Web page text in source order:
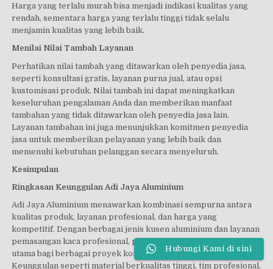
Harga yang terlalu murah bisa menjadi indikasi kualitas yang
rendah, sementara harga yang terlalu tinggi tidak selalu
menjamin kualitas yang lebih baik.
Menilai Nilai Tambah Layanan
Perhatikan nilai tambah yang ditawarkan oleh penyedia jasa,
seperti konsultasi gratis, layanan purna jual, atau opsi
kustomisasi produk. Nilai tambah ini dapat meningkatkan
keseluruhan pengalaman Anda dan memberikan manfaat
tambahan yang tidak ditawarkan oleh penyedia jasa lain.
Layanan tambahan ini juga menunjukkan komitmen penyedia
jasa untuk memberikan pelayanan yang lebih baik dan
memenuhi kebutuhan pelanggan secara menyeluruh.
Kesimpulan
Ringkasan Keunggulan Adi Jaya Aluminium
Adi Jaya Aluminium menawarkan kombinasi sempurna antara
kualitas produk, layanan profesional, dan harga yang
kompetitif. Dengan berbagai jenis kusen aluminium dan layanan
pemasangan kaca profesional, perusahaan ini menjadi pilihan
utama bagi berbagai proyek konstruksi di Indonesia.
Keunggulan seperti material berkualitas tinggi, tim profesional,
Hubungi Kami di sini